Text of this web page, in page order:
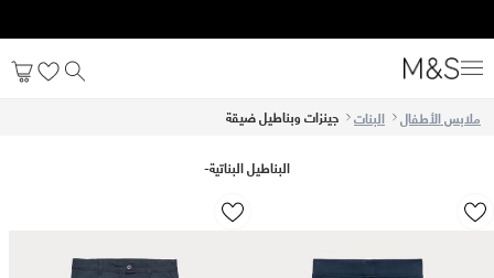
ملابس الأطفال البنات
جينزات وبناطيل ضيقة
البناطيل البناتية-